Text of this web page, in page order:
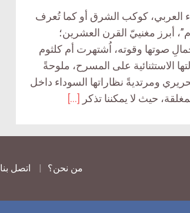
is:العربي، كوكب الشرق أو كما تُعرف
أبرز مغنييّ القرن العشرين؛
صوتها وقوته، اُشتهرت أم كلثوم
الاستثنائية على المسرح، ملوحةً
ومرتديةً نظاراتها السوداء داخل
حيث لا يمكننا تذكر […]
من نحن؟ اتصل بنا